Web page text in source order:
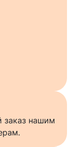
заказ нашим